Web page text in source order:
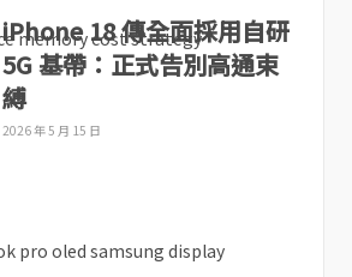
iPhone 18 傳全面採用自研
5G 基帶：正式告別高通束
縛
2026 年 5 月 15 日